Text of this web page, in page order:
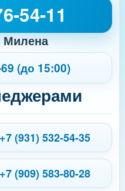
54-11
Милена
(до 15:00)
+7 (931) 532-54-35
+7 (909) 583-80-28